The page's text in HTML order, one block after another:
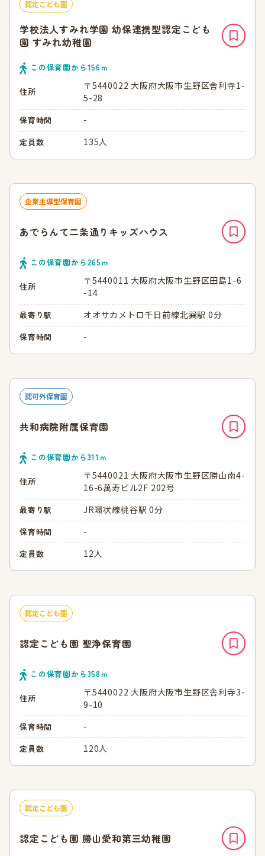
認定こども園
学校法人すみれ学園 幼保連携型認定こども
園 すみれ幼稚園
この保育園から156ｍ
住所
〒5440022 大阪府大阪市生野区舎利寺1-
5-28
保育時間 -
定員数 135人
企業主導型保育園
あでらんて二条通りキッズハウス
この保育園から 265ｍ
住所
〒5440011 大阪府大阪市生野区田島1-6
-14
最寄り駅 オオサカメトロ千日前線北巽駅 0分
保育時間 -
認可外保育園
共和病院附属保育園
この保育園から311 ｍ
住所
〒5440021 大阪府大阪市生野区勝山南4-
16-6萬寿ビル2F 202号
最寄り駅 JR環状線桃谷駅 0分
保育時間 -
定員数 12人
認定こども園
認定こども園 聖浄保育園
この保育園から358ｍ
住所
〒5440022 大阪府大阪市生野区舎利寺3-
9-10
保育時間 -
定員数 120人
認定こども園
認定こども園 勝山愛和第三幼稚園